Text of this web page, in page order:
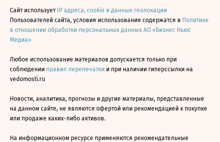
Сайт использует IP адреса, cookie и данные геолокации
Пользователей сайта, условия использования содержатся в Политике
в отношении обработки персональных данных АО «Бизнес Ньюс
Медиа»
Любое использование материалов допускается только при
соблюдении правил перепечатки и при наличии гиперссылки на
vedomosti.ru
Новости, аналитика, прогнозы и другие материалы, представленные
на данном сайте, не являются офертой или рекомендацией к покупке
или продаже каких-либо активов.
На информационном ресурсе применяются рекомендательные